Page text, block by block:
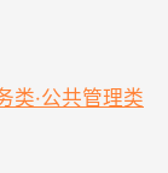
类·公共管理类